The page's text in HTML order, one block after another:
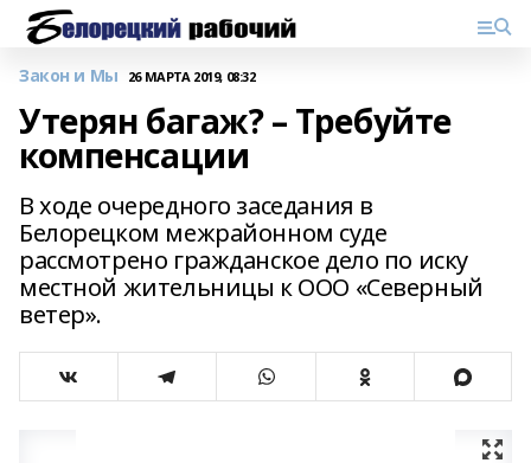
Закон и Мы 26 МАРТА 2019, 08:32
Утерян багаж? – Требуйте
компенсации
В ходе очередного заседания в
Белорецком межрайонном суде
рассмотрено гражданское дело по иску
местной жительницы к ООО «Северный
ветер».